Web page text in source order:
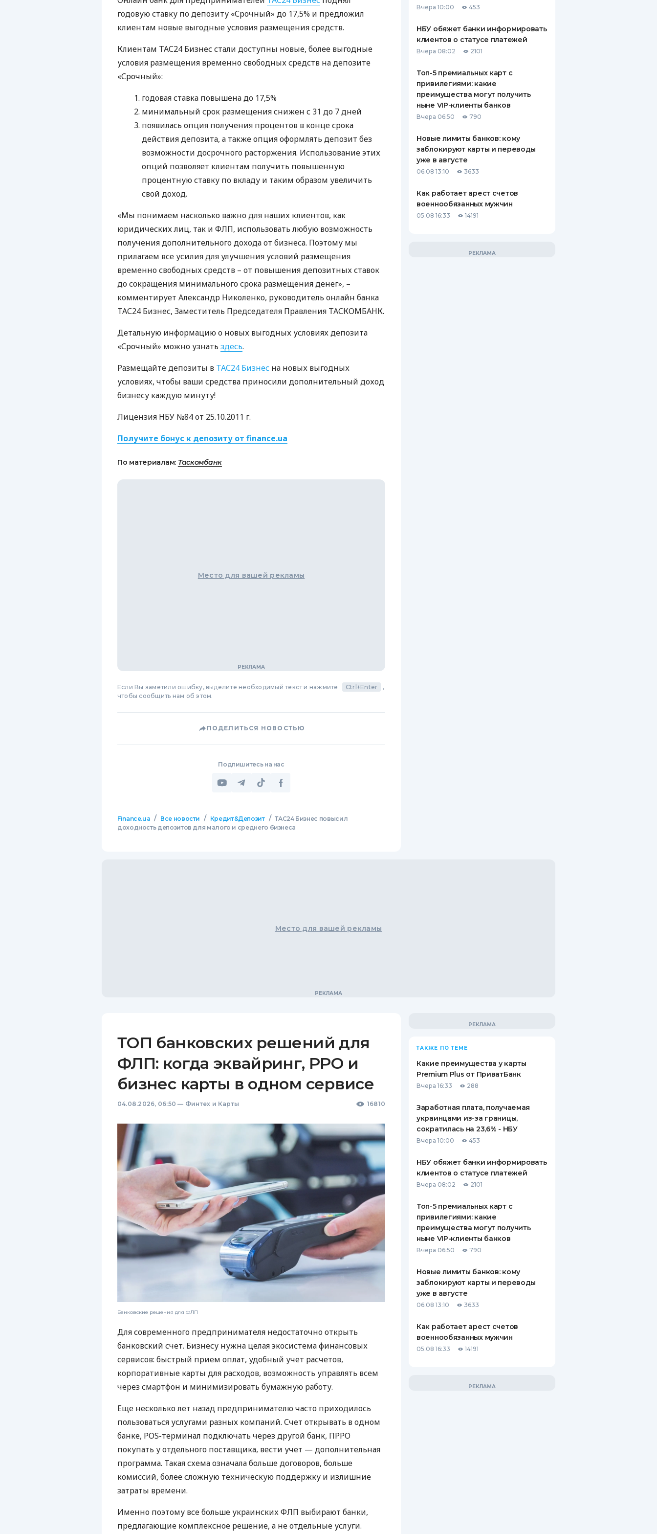
ЕЖЕМЕСЯЧНЫЙ ОБЗОР
КЕШБЭКА
БАНКОВСКИМ КАРТАМ
СТРАХОВАНИЮ
ВСЕ СТРАХОВЫЕ ПОЛИСЫ
ОТЗЫВЫ О СТРАХОВЫХ
КОМПАНИЯХ
годовую ставку по депозиту «Срочный» до 17,5% и предложил
клиентам новые выгодные условия размещения средств.
Клиентам ТАС24 Бизнес стали доступны новые, более выгодные
условия размещения временно свободных средств на депозите
«Срочный»:
годовая ставка повышена до 17,5%
минимальный срок размещения снижен с 31 до 7 дней
появилась опция получения процентов в конце срока
действия депозита, а также опция оформлять депозит без
возможности досрочного расторжения. Использование этих
опций позволяет клиентам получить повышенную
процентную ставку по вкладу и таким образом увеличить
свой доход.
«Мы понимаем насколько важно для наших клиентов, как
юридических лиц, так и ФЛП, использовать любую возможность
получения дополнительного дохода от бизнеса. Поэтому мы
прилагаем все усилия для улучшения условий размещения
временно свободных средств – от повышения депозитных ставок
до сокращения минимального срока размещения денег», –
комментирует Александр Николенко, руководитель онлайн банка
ТАС24 Бизнес, Заместитель Председателя Правления ТАСКОМБАНК.
Детальную информацию о новых выгодных условиях депозита
«Срочный» можно узнать здесь.
Размещайте депозиты в ТАС24 Бизнес на новых выгодных
условиях, чтобы ваши средства приносили дополнительный доход
бизнесу каждую минуту!
Лицензия НБУ №84 от 25.10.2011 г.
Получите бонус к депозиту от finance.ua
По материалам: Таскомбанк
Место для вашей рекламы
Если Вы заметили ошибку, выделите необходимый текст и нажмите Ctrl+Enter
,
чтобы сообщить нам об этом.
ПОДЕЛИТЬСЯ НОВОСТЬЮ
Подпишитесь на нас
Finance.ua / Все новости / Кредит&Депозит / ТАС24 Бизнес повысил
доходность депозитов для малого и среднего бизнеса
Вчера 10:00 453
НБУ обяжет банки информировать
клиентов о статусе платежей
Вчера 08:02 2101
Топ-5 премиальных карт с
привилегиями: какие
преимущества могут получить
ныне VIP-клиенты банков
Вчера 06:50 790
Новые лимиты банков: кому
заблокируют карты и переводы
уже в августе
06.08 13:10 3633
Как работает арест счетов
военнообязанных мужчин
05.08 16:33 14191
Место для вашей рекламы
ТОП банковских решений для
ФЛП: когда эквайринг, РРО и
бизнес карты в одном сервисе
04.08.2026, 06:50 — Финтех и Карты 16810
Банковские решения для ФЛП
Для современного предпринимателя недостаточно открыть
банковский счет. Бизнесу нужна целая экосистема финансовых
сервисов: быстрый прием оплат, удобный учет расчетов,
корпоративные карты для расходов, возможность управлять всем
через смартфон и минимизировать бумажную работу.
Еще несколько лет назад предпринимателю часто приходилось
пользоваться услугами разных компаний. Счет открывать в одном
банке, POS-терминал подключать через другой банк, ПРРО
покупать у отдельного поставщика, вести учет — дополнительная
программа. Такая схема означала больше договоров, больше
комиссий, более сложную техническую поддержку и излишние
затраты времени.
Именно поэтому все больше украинских ФЛП выбирают банки,
предлагающие комплексное решение, а не отдельные услуги.
ТАКЖЕ ПО ТЕМЕ
Какие преимущества у карты
Premium Plus от ПриватБанк
Вчера 16:33 288
Заработная плата, получаемая
украинцами из-за границы,
сократилась на 23,6% - НБУ
Вчера 10:00 453
НБУ обяжет банки информировать
клиентов о статусе платежей
Вчера 08:02 2101
Топ-5 премиальных карт с
привилегиями: какие
преимущества могут получить
ныне VIP-клиенты банков
Вчера 06:50 790
Новые лимиты банков: кому
заблокируют карты и переводы
уже в августе
06.08 13:10 3633
Как работает арест счетов
военнообязанных мужчин
05.08 16:33 14191